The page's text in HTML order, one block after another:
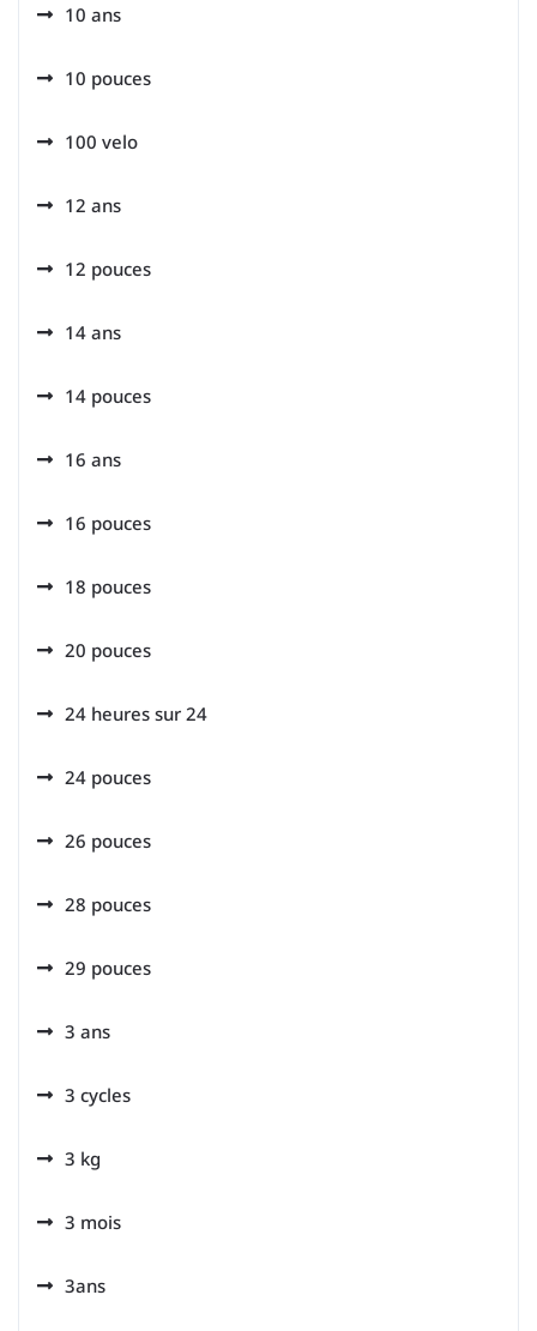
10 ans
10 pouces
100 velo
12 ans
12 pouces
14 ans
14 pouces
16 ans
16 pouces
18 pouces
20 pouces
24 heures sur 24
24 pouces
26 pouces
28 pouces
29 pouces
3 ans
3 cycles
3 kg
3 mois
3ans